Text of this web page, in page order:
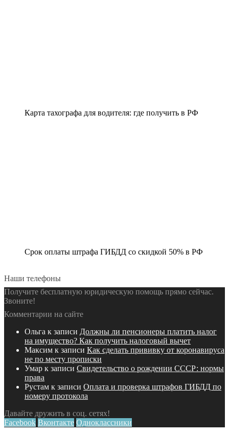
Карта тахографа для водителя: где получить в РФ
Срок оплаты штрафа ГИБДД со скидкой 50% в РФ
Наши телефоны
Получите бесплатную юридическую помощь прямо сейчас.
Звоните!
Комментарии на сайте
Ольга к записи Должны ли пенсионеры платить налог
на имущество? Как получить налоговый вычет
Максим к записи Как сделать прививку от коронавируса
не по месту прописки
Умар к записи Свидетельство о рождении СССР: нормы
права
Рустам к записи Оплата и проверка штрафов ГИБДД по
номеру протокола
Давайте дружить в соц. сетях!
Facebook Вконтакте Одноклассники